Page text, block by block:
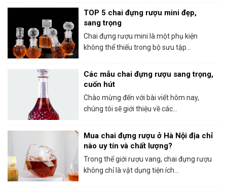
TOP 5 chai đựng rượu mini đẹp,
sang trọng
Chai đựng rượu mini là một phụ kiện
không thể thiếu trong bộ sưu tập...
Các mẫu chai đựng rượu sang trọng,
cuốn hút
Chào mừng đến với bài viết hôm nay,
chúng tôi sẽ giới thiệu về các...
Mua chai đựng rượu ở Hà Nội địa chỉ
nào uy tín và chất lượng?
Trong thế giới rượu vang, chai đựng rượu
không chỉ là vật dụng tiện ích...